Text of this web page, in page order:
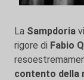
La Sampdoria
rigore di Fabio
contento della